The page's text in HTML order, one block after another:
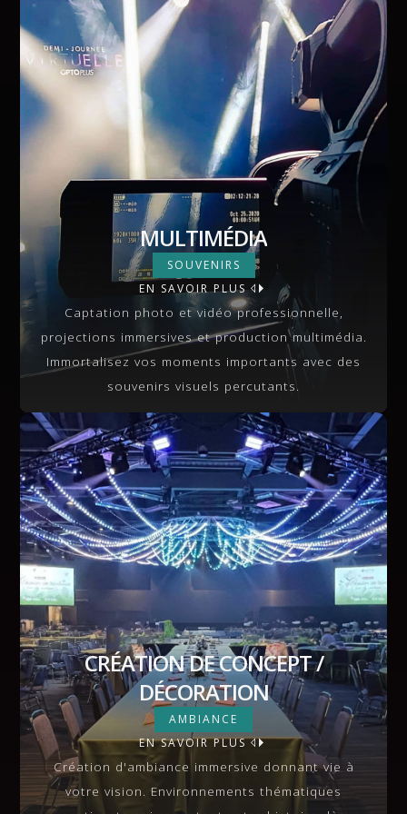
MULTIMÉDIA
MULTIMÉDIA
SOUVENIRS
EN SAVOIR PLUS
VIEW MORE
Captation photo et vidéo professionnelle,
projections immersives et production multimédia.
Immortalisez vos moments importants avec des
souvenirs visuels percutants.
CRÉATION DE CONCEPT /
DÉCORATION
CRÉATION DE CONCEPT /
DÉCORATION
AMBIANCE
EN SAVOIR PLUS
VIEW MORE
Création d'ambiance immersive donnant vie à
votre vision. Environnements thématiques